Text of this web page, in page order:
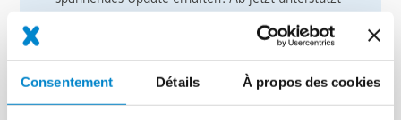
Consentement Détails À propos des cookies
in Verbindung mit Wärmedämm-Verbundsystemen
(WDVS). Dies ergänzt die bestehenden
Funktionen für eine vereinfachte Planung
barrierefreier Übergänge an Balkonen und